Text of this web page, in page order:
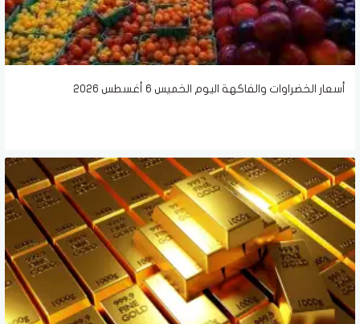
أسعار الخضراوات والفاكهة اليوم الخميس 6 أغسطس 2026